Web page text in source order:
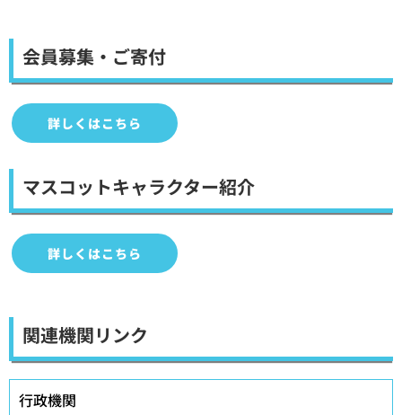
会員募集・ご寄付
詳しくはこちら
マスコットキャラクター紹介
詳しくはこちら
関連機関リンク
行政機関